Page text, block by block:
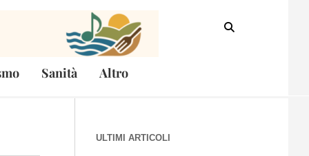
Sanità Altro
ULTIMI ARTICOLI